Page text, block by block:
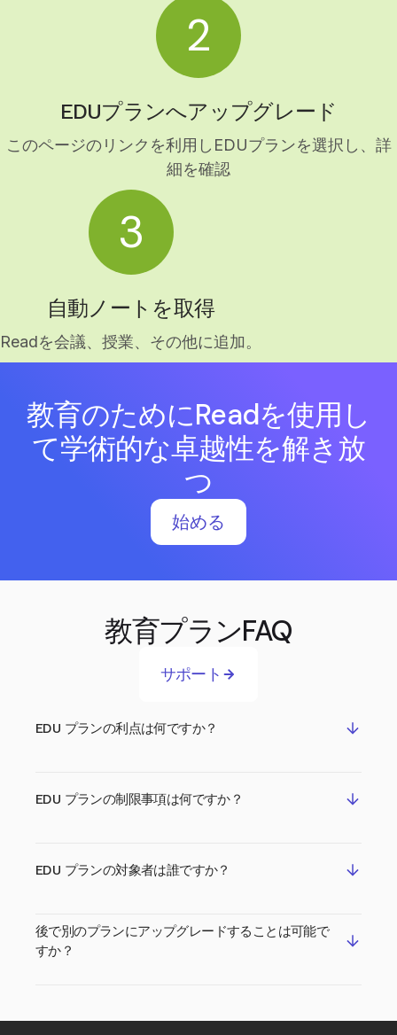
2
EDUプランへアップグレード
このページのリンクを利用しEDUプランを選択し、詳
細を確認
3
自動ノートを取得
Readを会議、授業、その他に追加。
教育のためにReadを使用し
て学術的な卓越性を解き放
つ
始める
教育プランFAQ
サポート
EDU プランの利点は何ですか？
と比較して大幅に割引された価格です。 無料Read
無制限の会議レポート vs 無料では月5件
ファイルアップロードレポート用の毎月のア
ップロードクレジットを補填（EDUで100、
音声/ビデオの再生とハイライトリール
EDU プランの制限事項は何ですか？
Hubspot、Salesforce、Zapier、ウェブフッ
EDU プランの対象者は誰ですか？
高等教育機関における現役の学生またはスタッフメ
ンバーはEDUプランを利用できます。 .eduメール
アドレスを使用してReadにサインアップし、Read
ップした後、在学または所属している限り、EDUプ
後で別のプランにアップグレードすることは可能で
すか？